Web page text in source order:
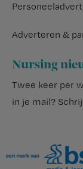
Adverteren &
Nursing
Twee keer per
in je mail?